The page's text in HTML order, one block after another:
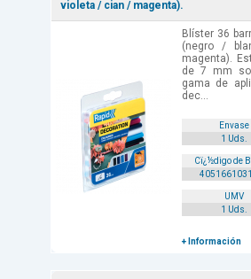
violeta / cian / magenta).
Blíster 36
(negro /
magenta).
de 7 mm
gama de
dec...
Envase
1 Uds.
Cï¿½digo de
UMV
1 Uds.
+ Información